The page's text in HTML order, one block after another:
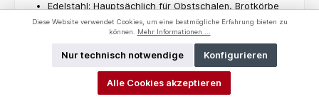
Edelstahl: Hauptsächlich für Obstschalen, Brotkörbe
und Serviertabletts geeignet.
Die Reinigung
Die meisten Geschirrarten sind spülmaschinenfest. Achten
Sie jedoch immer auf die Reinigungshinweise des
Diese Website verwendet Cookies, um eine bestmögliche Erfahrung bieten zu
können.
Mehr Informationen ...
Nur technisch notwendige Konfigurieren
Alle Cookies akzeptieren